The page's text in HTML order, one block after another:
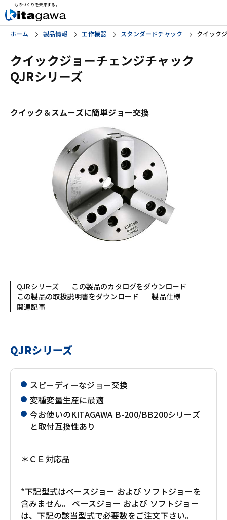
ものづくりを未来する。
ホーム 製品情報 工作機器 スタンダードチャック クイック
クイックジョーチェンジチャック
QJRシリーズ
クイック＆スムーズに簡単ジョー交換
QJRシリーズ
この製品のカタログをダウンロード
この製品の取扱説明書をダウンロード
製品仕様
関連記事
QJRシリーズ
スピーディーなジョー交換
変種変量生産に最適
今お使いのKITAGAWA B-200/BB200シリーズ
と取付互換性あり
＊ＣＥ対応品
*下記型式はベースジョー および ソフトジョーを
含みません。 ベースジョー および ソフトジョー
は、下記の該当型式で必要数をご注文下さい。